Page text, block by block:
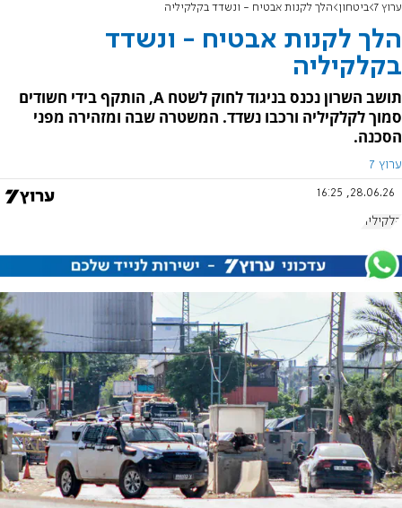
ערוץ 7 ביטחון הלך לקנות אבטיח - ונשדד בקלקיליה
הלך לקנות אבטיח - ונשדד
בקלקיליה
תושב השרון נכנס בניגוד לחוק לשטח A, הותקף בידי חשודים
סמוך לקלקיליה ורכבו נשדד. המשטרה שבה ומזהירה מפני
הסכנה.
ערוץ 7
28.06.26, 16:25
קלקיליה